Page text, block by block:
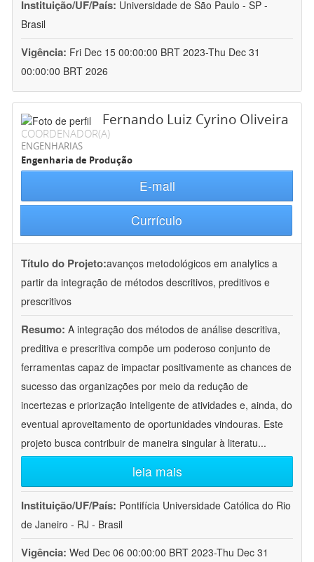
Instituição/UF/País: Universidade de São Paulo - SP -
Brasil
Vigência: Fri Dec 15 00:00:00 BRT 2023-Thu Dec 31
00:00:00 BRT 2026
Fernando Luiz Cyrino Oliveira
COORDENADOR(A)
ENGENHARIAS
Engenharia de Produção
E-mail
Currículo
Título do Projeto:avanços metodológicos em analytics a
partir da integração de métodos descritivos, preditivos e
prescritivos
Resumo: A integração dos métodos de análise descritiva,
preditiva e prescritiva compõe um poderoso conjunto de
ferramentas capaz de impactar positivamente as chances de
sucesso das organizações por meio da redução de
incertezas e priorização inteligente de atividades e, ainda, do
eventual aproveitamento de oportunidades vindouras. Este
projeto busca contribuir de maneira singular à literatu...
leia mais
Instituição/UF/País: Pontifícia Universidade Católica do Rio
de Janeiro - RJ - Brasil
Vigência: Wed Dec 06 00:00:00 BRT 2023-Thu Dec 31